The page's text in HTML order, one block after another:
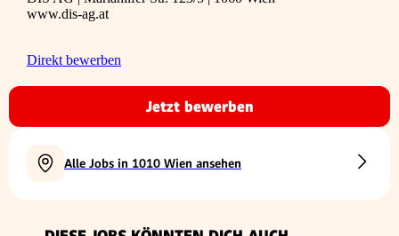
www.dis-ag.at
Direkt bewerben
Jetzt bewerben
Alle Jobs in 1010 Wien ansehen